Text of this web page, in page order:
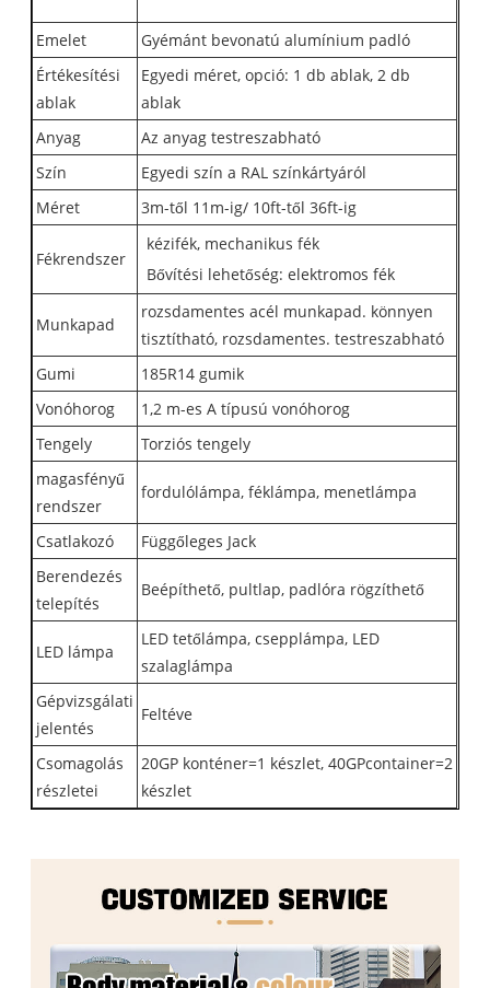
Emelet
Gyémánt bevonatú alumínium padló
Értékesítési
ablak
Egyedi méret, opció: 1 db ablak, 2 db
ablak
Anyag
Az anyag testreszabható
Szín
Egyedi szín a RAL színkártyáról
Méret
3m-től 11m-ig/ 10ft-től 36ft-ig
Fékrendszer
kézifék, mechanikus fék
Bővítési lehetőség: elektromos fék
Munkapad
rozsdamentes acél munkapad. könnyen
tisztítható, rozsdamentes. testreszabható
Gumi
185R14 gumik
Vonóhorog
1,2 m-es A típusú vonóhorog
Tengely
Torziós tengely
magasfényű
rendszer
fordulólámpa, féklámpa, menetlámpa
Csatlakozó
Függőleges Jack
Berendezés
telepítés
Beépíthető, pultlap, padlóra rögzíthető
LED lámpa
LED tetőlámpa, csepplámpa, LED
szalaglámpa
Gépvizsgálati
jelentés
Feltéve
Csomagolás
részletei
20GP konténer=1 készlet, 40GPcontainer=2
készlet